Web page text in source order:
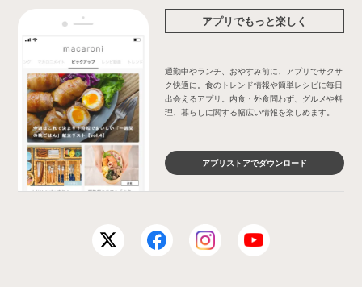
アプリでもっと楽しく
通勤中やランチ、おやすみ前に、アプリでサクサ
ク快適に。食のトレンド情報や簡単レシピに毎日
出会えるアプリ。内食・外食問わず、グルメや料
理、暮らしに関する幅広い情報を楽しめます。
アプリストアでダウンロード